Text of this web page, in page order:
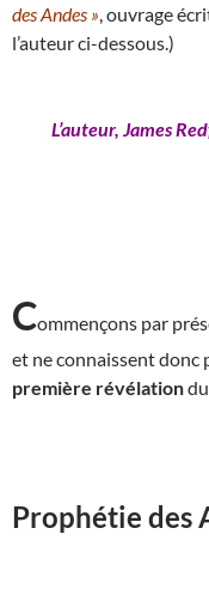
des Andes » , ouvrage
l’auteur ci-dessous.)
L’auteur, James
Commençons par
et ne connaissent donc
première révélation
Prophétie des